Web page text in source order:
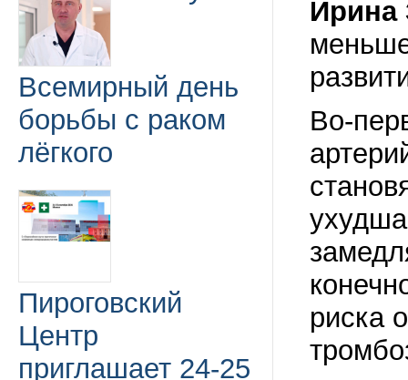
Всемирный день
борьбы с раком
лёгкого
Пироговский
Центр
приглашает 24-25
Ирина
Во-
риска